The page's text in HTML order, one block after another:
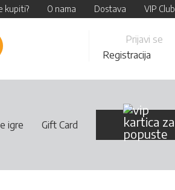
kupiti? O nama Dostava VIP Club
Pretraži
Content
Prijavi se
Registracija
igre Gift Card